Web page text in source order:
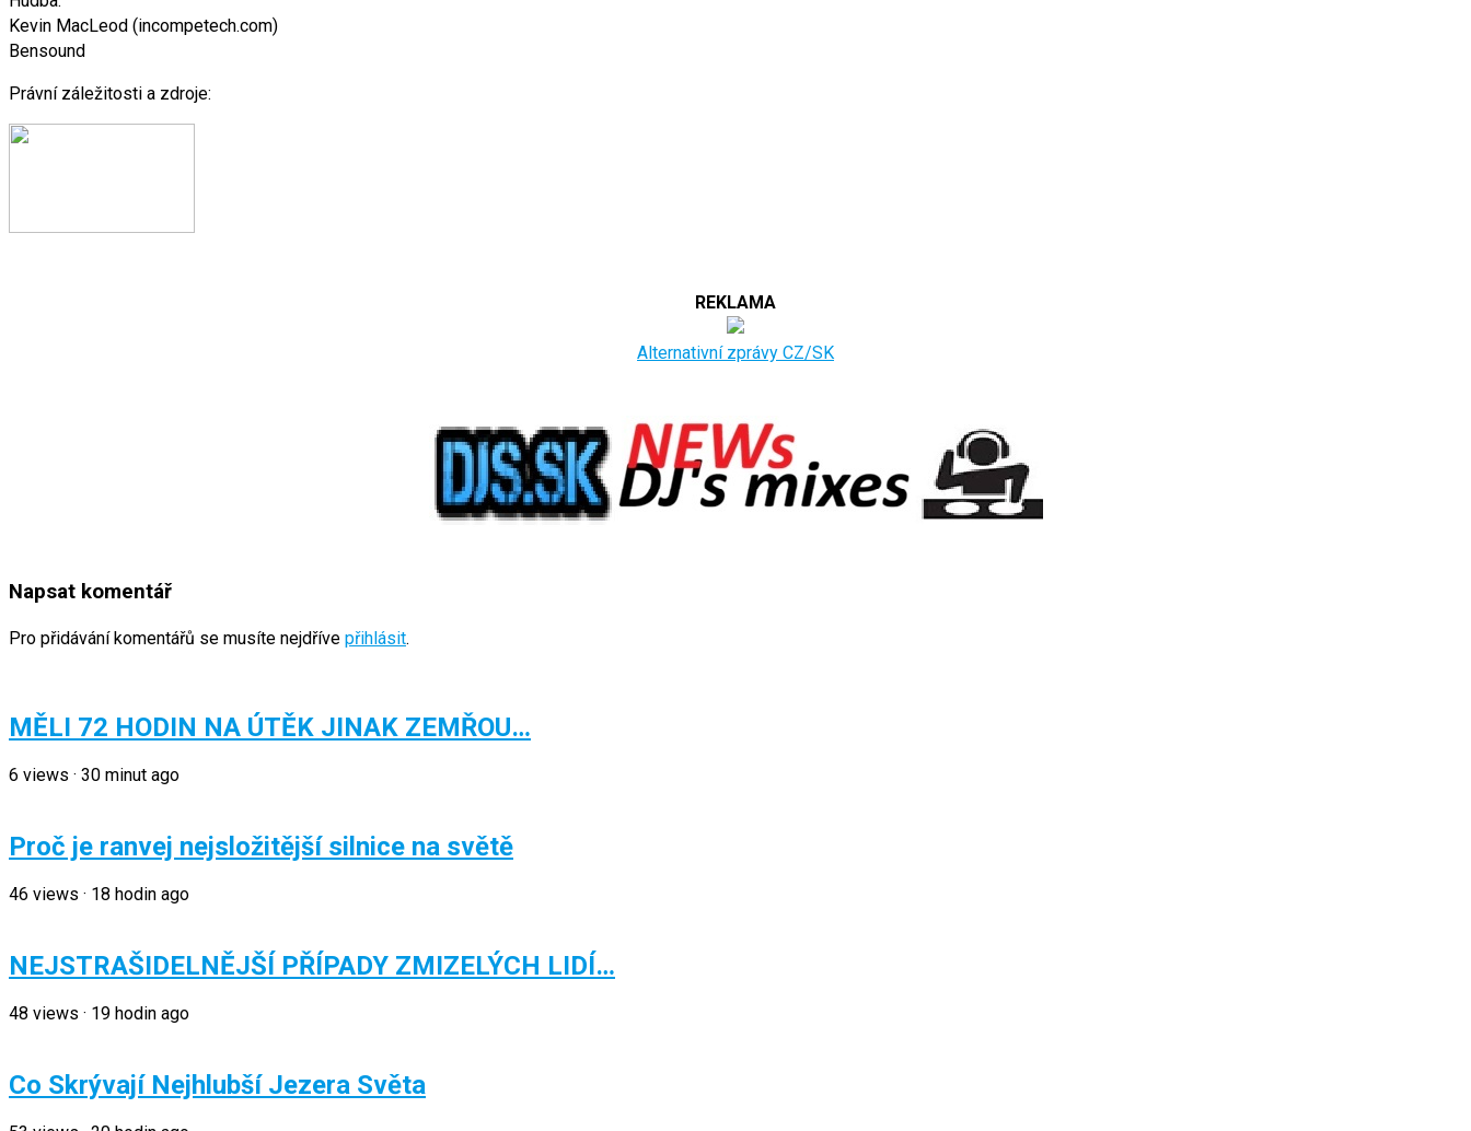
Kevin MacLeod (incompetech.com)
Bensound
Právní záležitosti a zdroje:
REKLAMA
Alternativní zprávy CZ/SK
Napsat komentář
Pro přidávání komentářů se musíte nejdříve přihlásit.
MĚLI 72 HODIN NA ÚTĚK JINAK ZEMŘOU…
6 views · 30 minut ago
Proč je ranvej nejsložitější silnice na světě
46 views · 18 hodin ago
NEJSTRAŠIDELNĚJŠÍ PŘÍPADY ZMIZELÝCH LIDÍ…
48 views · 19 hodin ago
Co Skrývají Nejhlubší Jezera Světa